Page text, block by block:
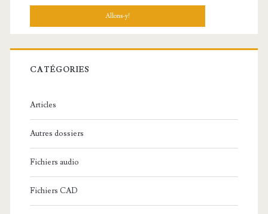
h
r
c
:
CATÉGORIES
Articles
Autres dossiers
Fichiers audio
Fichiers CAD